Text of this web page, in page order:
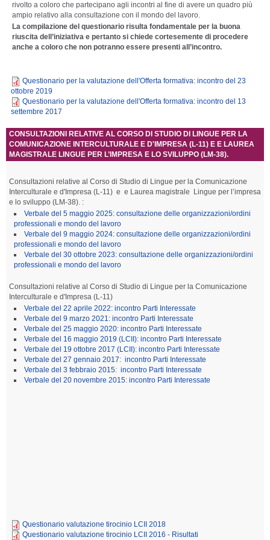
rivolto a coloro che partecipano agli incontri al fine di avere un quadro più
ampio relativo alla consultazione con il mondo del lavoro.
La compilazione del questionario risulta fondamentale per la buona
riuscita dell’iniziativa e pertanto si chiede cortesemente di procedere
anche a coloro che non potranno essere presenti all’incontro.
Questionario per la valutazione dell'Offerta formativa: incontro del 23
ottobre 2019
Questionario per la valutazione dell'Offerta formativa: incontro del 13
settembre 2017
CONSULTAZIONI RELATIVE AL CORSO DI STUDIO DI LINGUE PER LA
COMUNICAZIONE INTERCULTURALE E D'IMPRESA (L-11) E E LAUREA
MAGISTRALE LINGUE PER L’IMPRESA E LO SVILUPPO (LM-38).
Consultazioni relative al Corso di Studio di Lingue per la Comunicazione
Interculturale e d'Impresa (L-11) e e Laurea magistrale Lingue per l’impresa
e lo sviluppo (LM-38). :
Verbale del 5 maggio 2025: consultazione delle organizzazioni/ordini
professionali e mondo del lavoro
Verbale del 9 maggio 2024: consultazione delle organizzazioni/ordini
professionali e mondo del lavoro
Verbale del 30 ottobre 2023: consultazione delle organizzazioni/ordini
professionali e mondo del lavoro
Consultazioni relative al Corso di Studio di Lingue per la Comunicazione
Interculturale e d'Impresa (L-11)
Verbale del 22 aprile 2022: incontro Parti Interessate
Verbale del 9 marzo 2021: incontro Parti Interessate
Verbaledel 25 maggio 2020:incontro Parti Interessate
Verbale del 16 maggio 2019 (LCII): incontro Parti Interessate
Verbaledel 19 ottobre 2017 (LCII):incontro Parti Interessate
Verbaledel 27 gennaio 2017: incontro Parti Interessate
Verbaledel 3 febbraio 2015: incontro Parti Interessate
Verbaledel 20 novembre 2015:incontro Parti Interessate
Questionario valutazione tirocinio LCII 2018
Questionario valutazione tirocinio LCII 2016 - Risultati